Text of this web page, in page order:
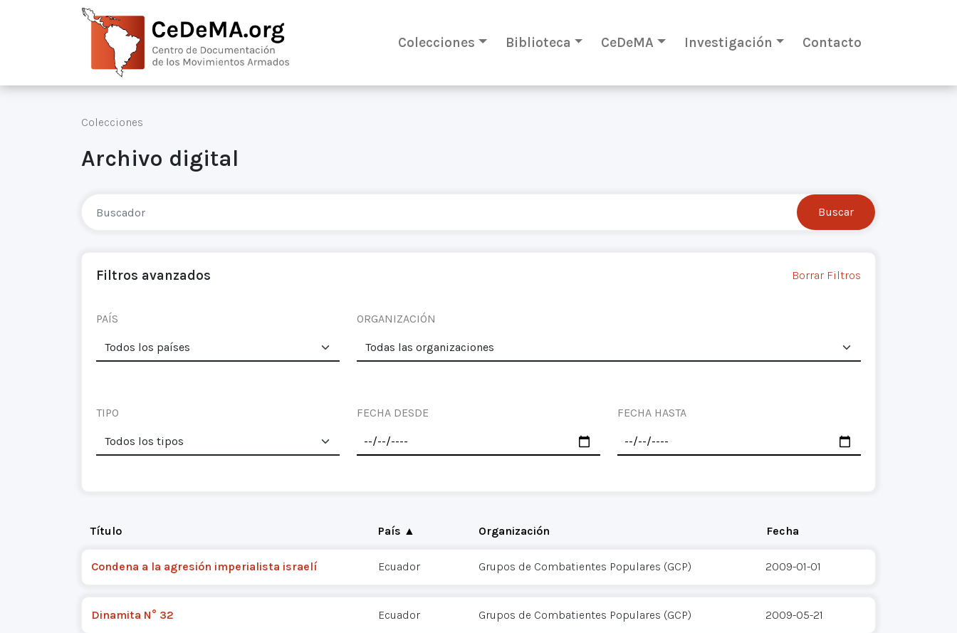
Colecciones Biblioteca CeDeMA Investigación Contacto
Colecciones
Archivo digital
Filtros avanzados Borrar Filtros
PAÍS ORGANIZACIÓN
TIPO FECHA DESDE FECHA HASTA
Título País ▲ Organización Fecha
Condena a la agresión imperialista israelí Ecuador Grupos de Combatientes Populares (GCP) 2009-01-01
Dinamita N° 32 Ecuador Grupos de Combatientes Populares (GCP) 2009-05-21